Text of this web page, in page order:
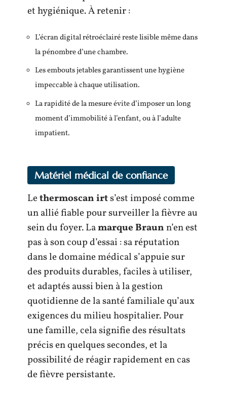
et hygiénique. À retenir :
L’écran digital rétroéclairé reste lisible même dans
la pénombre d’une chambre.
Les embouts jetables garantissent une hygiène
impeccable à chaque utilisation.
La rapidité de la mesure évite d’imposer un long
moment d’immobilité à l’enfant, ou à l’adulte
impatient.
Matériel médical de confiance
Lethermoscan irts’est imposé comme
un allié fiable pour surveiller la fièvre au
sein du foyer. Lamarque Braunn’en est
pas à son coup d’essai : sa réputation
dans le domaine médical s’appuie sur
des produits durables, faciles à utiliser,
et adaptés aussi bien à la gestion
quotidienne de la santé familiale qu’aux
exigences du milieu hospitalier. Pour
une famille, cela signifie des résultats
précis en quelques secondes, et la
possibilité de réagir rapidement en cas
de fièvre persistante.